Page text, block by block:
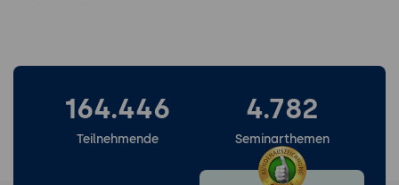
164.446
Teilnehmende
4.782
Seminarthemen